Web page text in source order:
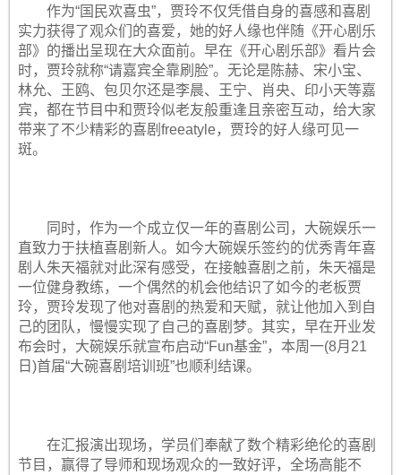
作为“国民欢喜虫”，贾玲不仅凭借自身的喜感和喜剧
实力获得了观众们的喜爱，她的好人缘也伴随《开心剧乐
部》的播出呈现在大众面前。早在《开心剧乐部》看片会
时，贾玲就称“请嘉宾全靠刷脸”。无论是陈赫、宋小宝、
林允、王鸥、包贝尔还是李晨、王宁、肖央、印小天等嘉
宾，都在节目中和贾玲似老友般重逢且亲密互动，给大家
带来了不少精彩的喜剧freeatyle，贾玲的好人缘可见一
斑。
同时，作为一个成立仅一年的喜剧公司，大碗娱乐一
直致力于扶植喜剧新人。如今大碗娱乐签约的优秀青年喜
剧人朱天福就对此深有感受，在接触喜剧之前，朱天福是
一位健身教练，一个偶然的机会他结识了如今的老板贾
玲，贾玲发现了他对喜剧的热爱和天赋，就让他加入到自
己的团队，慢慢实现了自己的喜剧梦。其实，早在开业发
布会时，大碗娱乐就宣布启动“Fun基金”，本周一(8月21
日)首届“大碗喜剧培训班”也顺利结课。
在汇报演出现场，学员们奉献了数个精彩绝伦的喜剧
节目，赢得了导师和现场观众的一致好评，全场高能不